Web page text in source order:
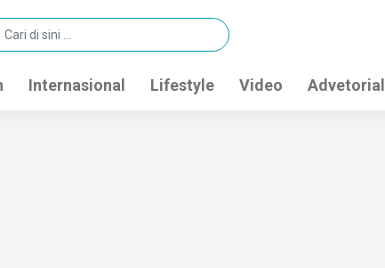
Internasional Lifestyle Video Advetorial